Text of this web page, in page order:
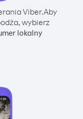
Viber.Aby
wybierz
lokalny